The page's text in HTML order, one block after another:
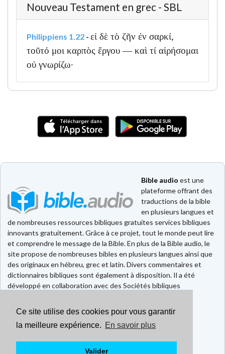
Ce site utilise des cookies pour vous garantir
la meilleure expérience. En savoir plus
Valider
Nouveau Testament en grec - SBL
Philippiens 1.22 - εἰ δὲ τὸ ζῆν ἐν σαρκί,
τοῦτό μοι καρπὸς ἔργου — καὶ τί αἱρήσομαι
οὐ γνωρίζω·
Bible audio est une
plateforme offrant des
traductions de la bible
en plusieurs langues et
de nombreuses ressources bibliques gratuites services bibliques
innovants gratuitement. Grâce à ce projet, tout le monde peut lire
et comprendre le message de la Bible. En plus de la Bible audio, le
site propose de nombreuses bibles en plusieurs langues ainsi que
des originaux en hébreu, grec et latin. Divers commentaires et
dictionnaires bibliques sont également à disposition. Il a été
développé en collaboration avec des Sociétés bibliques
Faire un don
Contact